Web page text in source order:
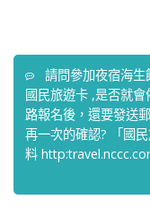
請問參加夜宿海
國民旅遊卡 ,是否就
路報名後，還要發送
再一次的確認? 「國
料